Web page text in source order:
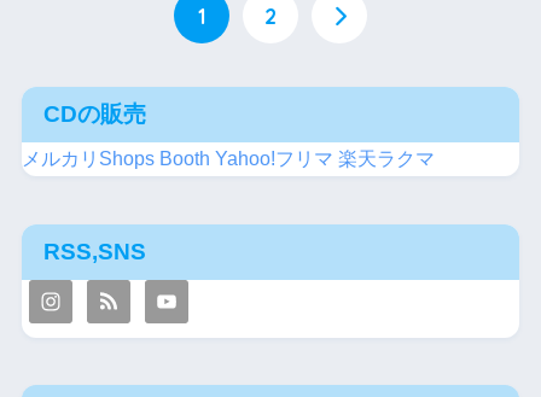
1 2
CDの販売
メルカリShops Booth Yahoo!フリマ 楽天ラクマ
RSS,SNS